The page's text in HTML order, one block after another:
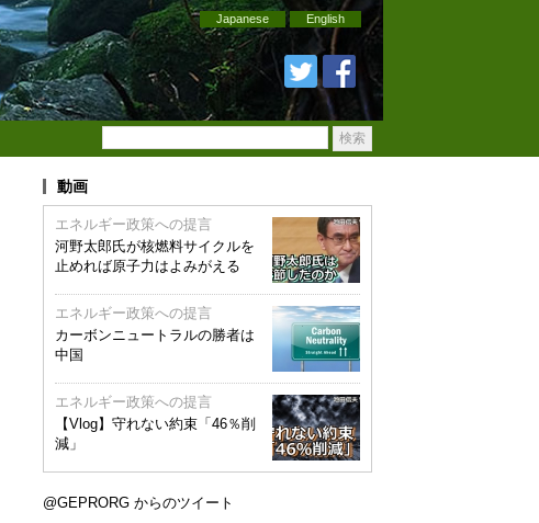
Japanese English
動画
エネルギー政策への提言
河野太郎氏が核燃料サイクルを
止めれば原子力はよみがえる
エネルギー政策への提言
カーボンニュートラルの勝者は
中国
エネルギー政策への提言
【Vlog】守れない約束「46％削
減」
@GEPRORG からのツイート